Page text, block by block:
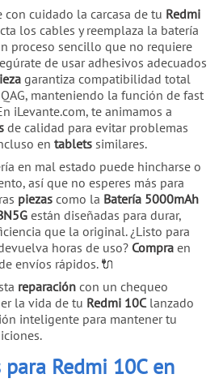
con cuidado la carcasa de tu Redmi
los cables y reemplaza la batería
proceso sencillo que no requiere
de usar adhesivos adecuados
garantiza compatibilidad total
manteniendo la función de fast
iLevante.com, te animamos a
de calidad para evitar problemas
en tablets similares.
en mal estado puede hincharse o
así que no esperes más para
piezas como la Batería 5000mAh
están diseñadas para durar,
que la original. ¿Listo para
horas de uso? Compra en
envíos rápidos. 🔌
reparación con un chequeo
la vida de tu Redmi 10C lanzado
inteligente para mantener tu
Redmi 10C en